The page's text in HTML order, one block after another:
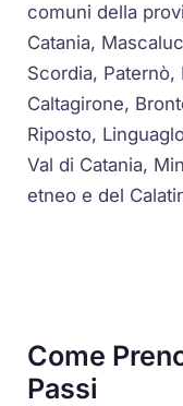
comuni della
Catania,
Scordia, Paternò,
Caltagirone,
Riposto,
Val di Catania,
etneo e del
Come
Passi